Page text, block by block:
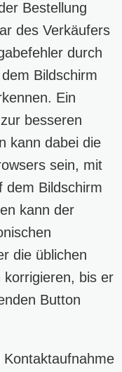
Bestellung
des Verkäufers
durch
Bildschirm
Ein
besseren
kann dabei die
sein, mit
dem Bildschirm
kann der
die üblichen
korrigieren, bis er
Button
Kontaktaufnahme